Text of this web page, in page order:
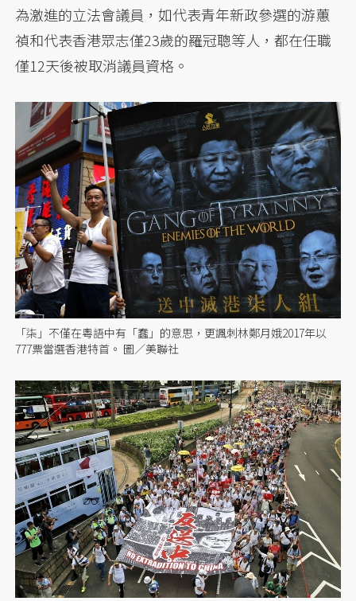
為激進的立法會議員，如代表青年新政參選的游蕙
禎和代表香港眾志僅23歲的羅冠聰等人，都在任職
僅12天後被取消議員資格。
「柒」不僅在粵語中有「蠢」的意思，更諷刺林鄭月娥2017年以
777票當選香港特首。 圖／美聯社